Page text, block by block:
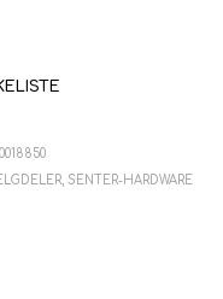
10018850
,SENTER-HARDWARE